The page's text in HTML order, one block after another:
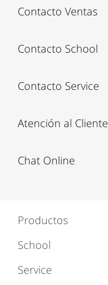
Contacto Ventas
Contacto School
Contacto Service
Atención al Cliente
Chat Online
Productos
School
Service